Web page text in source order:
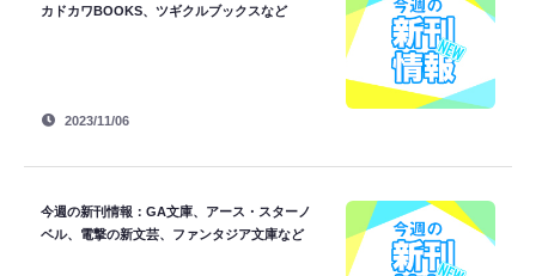
カドカワBOOKS、ツギクルブックスなど
2023/11/06
今週の新刊情報：GA文庫、アース・スターノ
ベル、電撃の新文芸、ファンタジア文庫など